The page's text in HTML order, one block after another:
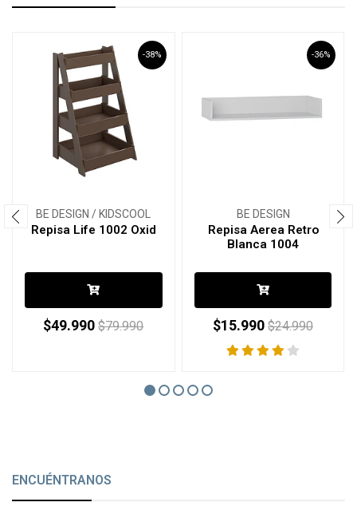
-38%
BE DESIGN / KIDSCOOL
Repisa Life 1002 Oxid
$49.990 $79.990
-36%
BE DESIGN
Repisa Aerea Retro
Blanca 1004
$15.990 $24.990
ENCUÉNTRANOS